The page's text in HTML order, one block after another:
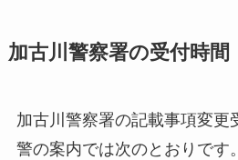
加古川警察署の受付時間
加古川警察署の記載事項変更
警の案内では次のとおりです。